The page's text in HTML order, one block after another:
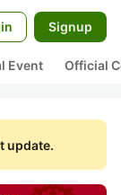
Signup
Event Official
update.